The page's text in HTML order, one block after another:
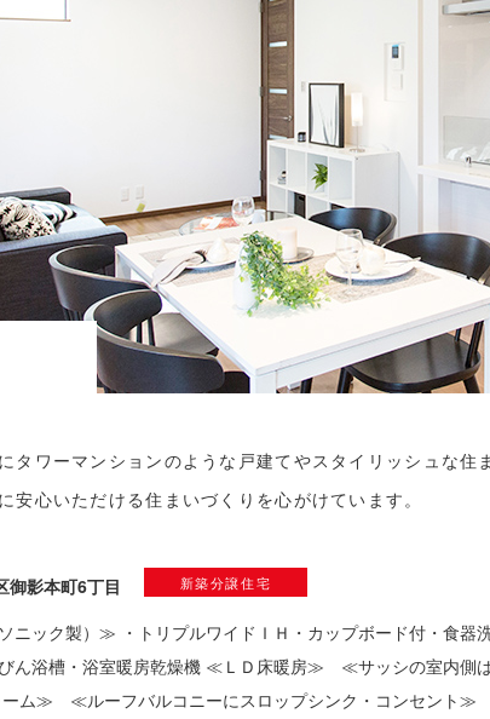
タワーマンションのような戸建てやスタイリッシュな住
安心いただける住まいづくりを心がけています。
御影本町6丁目 新築分譲住宅
ニック製）≫ ・トリプルワイドＩＨ・カップボード付・食
びん浴槽・浴室暖房乾燥機 ≪ＬＤ床暖房≫ ≪サッシの室
ム≫ ≪ルーフバルコニーにスロップシンク・コンセント≫